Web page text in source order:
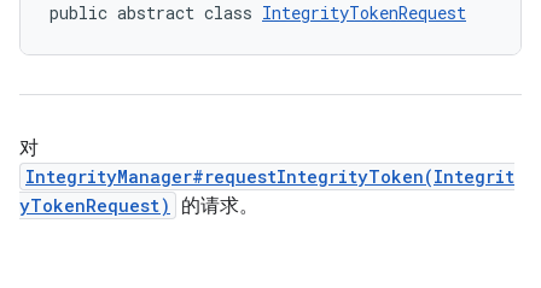
public abstract class IntegrityTokenRequest
对
IntegrityManager#requestIntegrityToken(Integrit
yTokenRequest)
的请求。